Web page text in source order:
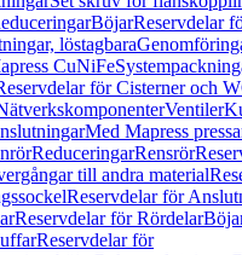
BöjarReservdelar
löstagbara
CuNiFe
för Cisterner och
Ventiler
Med Mapress
ReduceringarRensrör
till andra material
Reservdelar för
Reservdelar för Rördelar
Reservdelar för